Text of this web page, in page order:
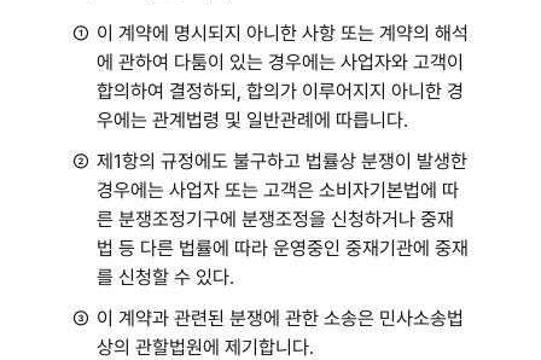
① 이 계약에 명시되지 아니한 사항 또는 계약의 해석
에 관하여 다툼이 있는 경우에는 사업자와 고객이
합의하여 결정하되, 합의가 이루어지지 아니한 경
우에는 관계법령 및 일반관례에 따릅니다.
② 제1항의 규정에도 불구하고 법률상 분쟁이 발생한
경우에는 사업자 또는 고객은 소비자기본법에 따
른 분쟁조정기구에 분쟁조정을 신청하거나 중재
법 등 다른 법률에 따라 운영중인 중재기관에 중재
를 신청할 수 있다.
③ 이 계약과 관련된 분쟁에 관한 소송은 민사소송법
상의 관할법원에 제기합니다.